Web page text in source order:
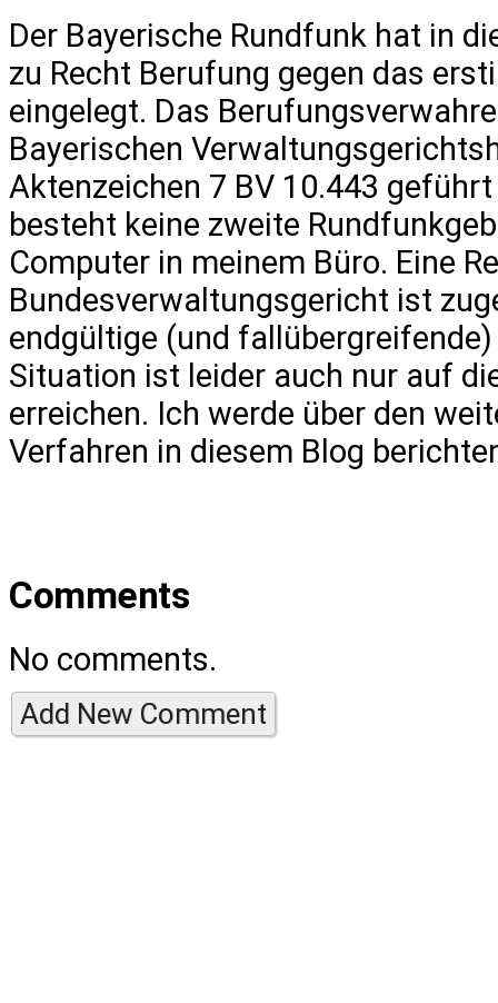
Der Bayerische Rundfunk hat in
zu Recht Berufung gegen das
eingelegt. Das
Bayerischen
Aktenzeichen 7 BV 10.443
besteht keine zweite
Computer in meinem Büro. Eine
Bundesverwaltungsgericht ist
endgültige (und
Situation ist leider auch nur auf
erreichen. Ich werde über den
Verfahren in diesem Blog
Comments
No comments.
Add New Comment